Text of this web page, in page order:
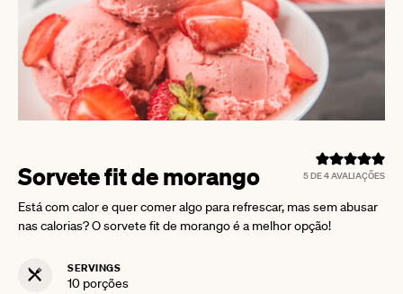
5DE4AVALIAÇÕES
Sorvete fit de morango
Está com calor e quer comer algo para refrescar, mas sem abusar
nas calorias? O sorvete fit de morango é a melhor opção!
SERVINGS
10 porções